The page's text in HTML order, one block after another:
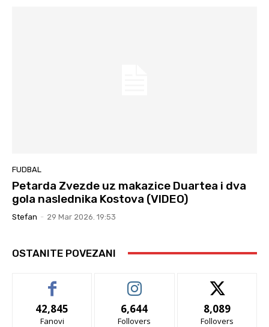
FUDBAL
Petarda Zvezde uz makazice Duartea i dva
gola naslednika Kostova (VIDEO)
Stefan - 29 Mar 2026. 19:53
OSTANITE POVEZANI
42,845
Fanovi
6,644
Follovers
8,089
Follovers